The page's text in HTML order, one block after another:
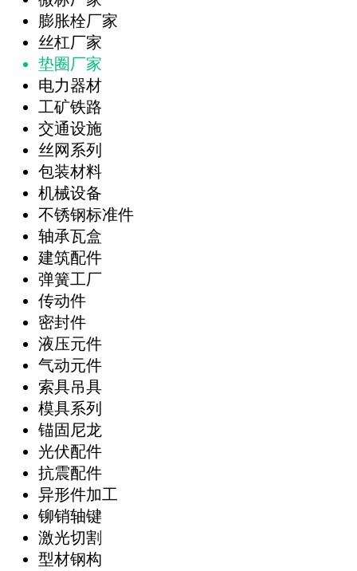
膨胀栓厂家
丝杠厂家
垫圈厂家
电力器材
工矿铁路
交通设施
丝网系列
包装材料
机械设备
不锈钢标准件
轴承瓦盒
建筑配件
弹簧工厂
传动件
密封件
液压元件
气动元件
索具吊具
模具系列
锚固尼龙
光伏配件
抗震配件
异形件加工
铆销轴键
激光切割
型材钢构